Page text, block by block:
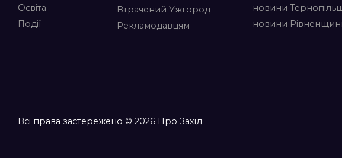
Освіта
Події
Втрачений Ужгород
Рекламодавцям
новини
новини
Всі права застережено © 2026 Про Захід